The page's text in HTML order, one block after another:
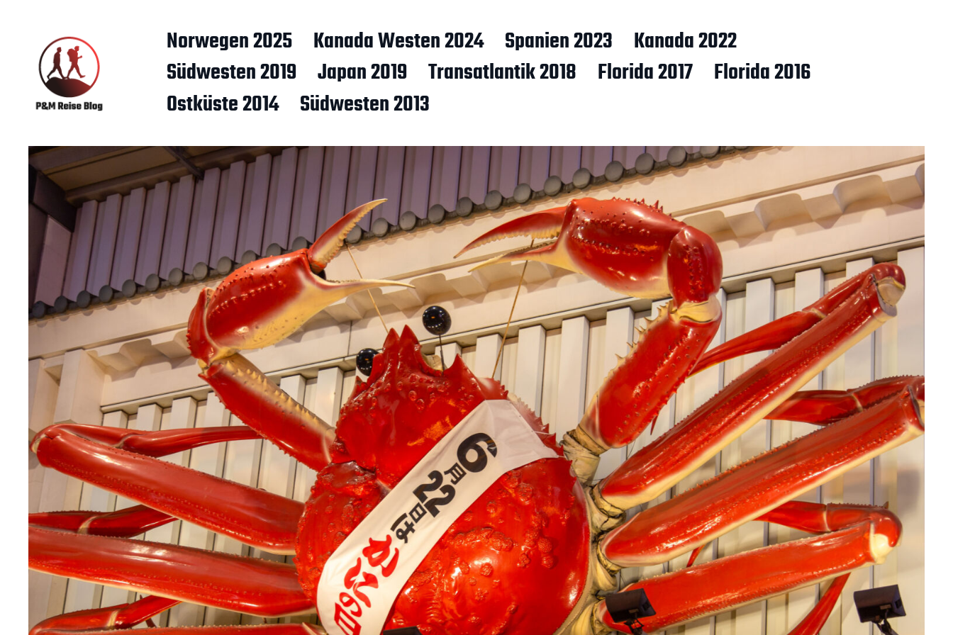
Norwegen 2025 Kanada Westen 2024 Spanien 2023
Kanada 2022
Südwesten 2019
Japan 2019 Transatlantik 2018 Florida 2017
Florida 2016
Ostküste 2014
Südwesten 2013